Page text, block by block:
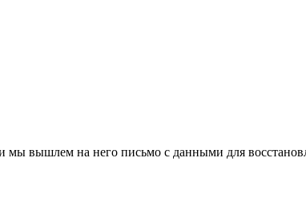
мы вышлем на него письмо с данными для